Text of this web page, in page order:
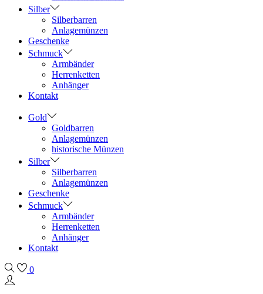
Silber
Silberbarren
Anlagemünzen
Geschenke
Schmuck
Armbänder
Herrenketten
Anhänger
Kontakt
Gold
Goldbarren
Anlagemünzen
historische Münzen
Silber
Silberbarren
Anlagemünzen
Geschenke
Schmuck
Armbänder
Herrenketten
Anhänger
Kontakt
0